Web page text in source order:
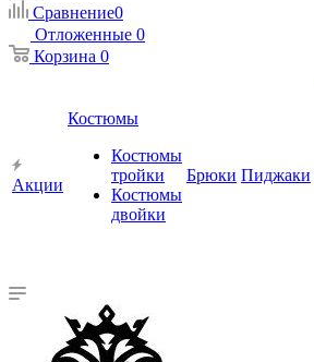
Сравнение0
Отложенные 0
Корзина 0
Акции
Костюмы
Костюмы
тройки
Костюмы
двойки
Брюки Пиджаки